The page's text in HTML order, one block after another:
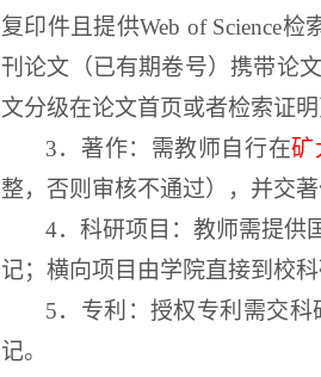
复印件且提供Web of Science检
刊论文（已有期卷号）携带论
文分级在论文首页或者检索证明
3．著作：需教师自行在矿
整，否则审核不通过），并交著
4．科研项目：教师需提供
记；横向项目由学院直接到校科
5．专利：授权专利需交
记。